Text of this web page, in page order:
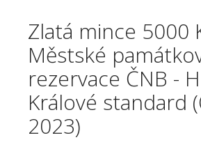
Zlatá mince 5000
Městské
rezervace ČNB -
Králové standard
2023)